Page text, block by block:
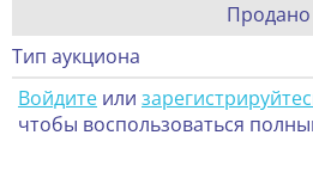
Продано
Тип аукциона
Войдите или
чтобы воспользоваться